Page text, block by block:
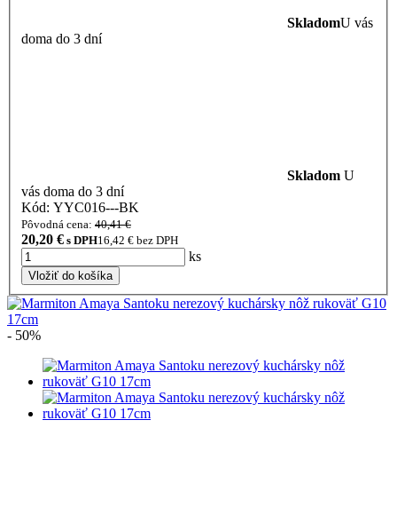
SkladomU vás
doma do 3 dní
Skladom U
vás doma do 3 dní
Kód: YYC016---BK
Pôvodná cena: 40,41 €
20,20 € s DPH16,42 € bez DPH
ks
Vložiť do košíka
- 50%